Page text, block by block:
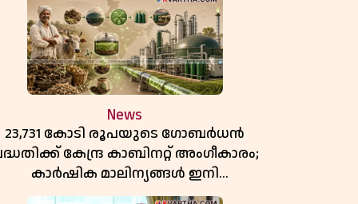
News
23,731 കോടി രൂപയുടെ ഗോബർധൻ
കേന്ദ്ര കാബിനറ്റ് അംഗീകാരം;
കാർഷിക മാലിന്യങ്ങൾ ഇനി
ഊർജമാകും